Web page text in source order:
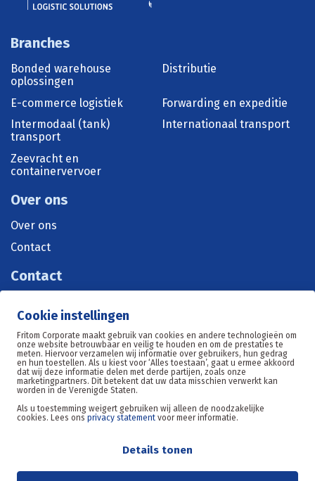
Cookie instellingen
Fritom Corporate maakt gebruik van cookies en andere technologieën om
onze website betrouwbaar en veilig te houden en om de prestaties te
meten. Hiervoor verzamelen wij informatie over gebruikers, hun gedrag
en hun toestellen. Als u kiest voor ‘Alles toestaan’, gaat u ermee akkoord
dat wij deze informatie delen met derde partijen, zoals onze
marketingpartners. Dit betekent dat uw data misschien verwerkt kan
worden in de Verenigde Staten.
Als u toestemming weigert gebruiken wij alleen de noodzakelijke
cookies. Lees onsprivacy statement voor meer informatie.
Details tonen
Branches
Bonded warehouse
oplossingen
Distributie
E-commerce logistiek
Forwarding en expeditie
Intermodaal (tank)
transport
Internationaal transport
Zeevracht en
containervervoer
Over ons
Over ons
Contact
Contact
sales@fritom.nl
Oosterom 11, 8602DE Sneek
© 2026 Fritom Logistic Solutions. Alle rechten